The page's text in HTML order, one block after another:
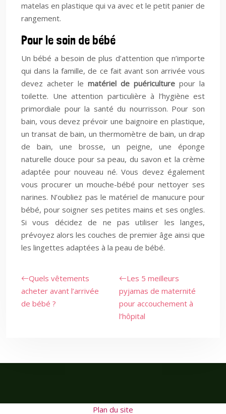
matelas en plastique qui va avec et le petit panier de
rangement.
Pour le soin de bébé
Un bébé a besoin de plus d’attention que n’importe
qui dans la famille, de ce fait avant son arrivée vous
devez acheter le matériel de puériculture pour la
toilette. Une attention particulière à l’hygiène est
primordiale pour la santé du nourrisson. Pour son
bain, vous devez prévoir une baignoire en plastique,
un transat de bain, un thermomètre de bain, un drap
de bain, une brosse, un peigne, une éponge
naturelle douce pour sa peau, du savon et la crème
adaptée pour nouveau né. Vous devez également
vous procurer un mouche-bébé pour nettoyer ses
narines. N’oubliez pas le matériel de manucure pour
bébé, pour soigner ses petites mains et ses ongles.
Si vous décidez de ne pas utiliser les langes,
prévoyez alors les couches de premier âge ainsi que
les lingettes adaptées à la peau de bébé.
Quels vêtements
acheter avant l’arrivée
de bébé ?
Les 5 meilleurs
pyjamas de maternité
pour accouchement à
l’hôpital
Plan du site